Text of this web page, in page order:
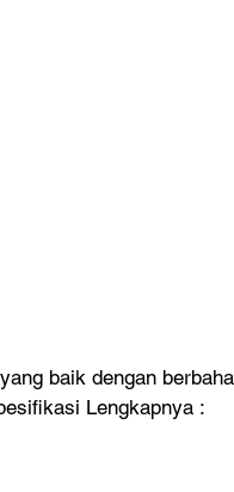
baik dengan
Lengkapnya :